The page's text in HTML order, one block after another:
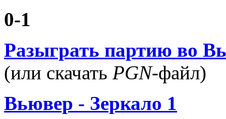
0-1
Разыграть партию во
(или скачать PGN-файл)
Вьювер - Зеркало 1